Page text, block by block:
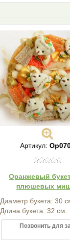
Артикул:
Оранжевый
плюшевых
Диаметр букета: 30
Длина букета: 32 см.
Позвонить для